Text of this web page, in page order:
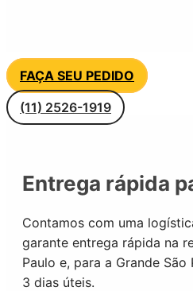
FAÇA SEU PEDIDO
(11) 2526-1919
Entrega rápida
Contamos com uma
garante entrega rápida na
Paulo e, para a Grande
3 dias úteis.